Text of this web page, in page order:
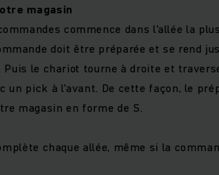
magasin
commence dans l'allée la
doit être préparée et se rend
Puis le chariot tourne à droite et
un pick à l'avant. De cette façon, le
magasin en forme de S.
chaque allée, même si la